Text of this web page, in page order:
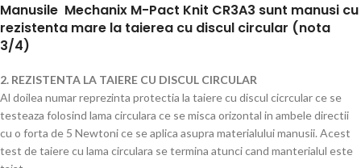
Manusile Mechanix M-Pact Knit CR3A3 sunt manusi cu
rezistenta mare la taierea cu discul circular (nota
3/4)
2. REZISTENTA LA TAIERE CU DISCUL CIRCULAR
Al doilea numar reprezinta protectia la taiere cu discul cicrcular ce se
testeaza folosind lama circulara ce se misca orizontal in ambele directii
cu o forta de 5 Newtoni ce se aplica asupra materialului manusii. Acest
test de taiere cu lama circulara se termina atunci cand manterialul este